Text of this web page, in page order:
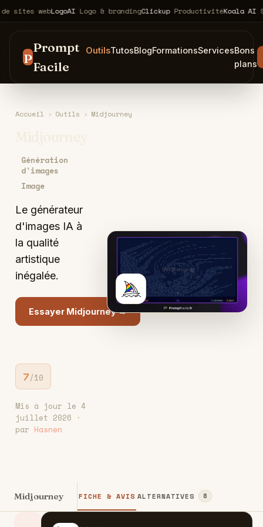
webLogoAILogo & brandingClickupProductivitéKoala AISEO &
P
Prompt
Facile
OutilsTutosBlogFormationsServicesBons
plans
Accueil › Outils › Midjourney
Génération
d'images
Image
Le générateur
d'images IA à
la qualité
artistique
inégalée.
Essayer Midjourney →
7/10
Mis à jour le 4
juillet 2026 ·
par Hasnen
M
Midjourney FICHE & AVIS ALTERNATIVES 8